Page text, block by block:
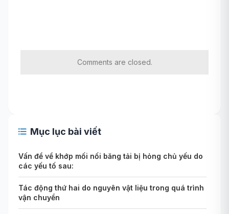
Comments are closed.
Mục lục bài viết
Vấn đề về khớp mối nối băng tải bị hỏng chủ yếu do
các yếu tố sau:
Tác động thứ hai do nguyên vật liệu trong quá trình
vận chuyển